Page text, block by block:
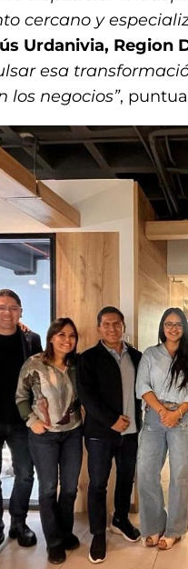
cercano y
Urdanivia, Region
esa
los negocios”,